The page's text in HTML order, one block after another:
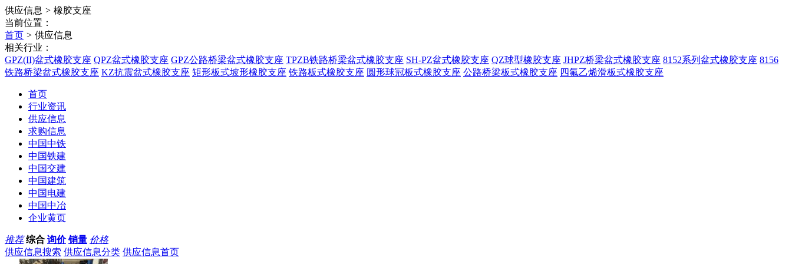
供应信息 > 橡胶支座
当前位置：
首页 > 供应信息
相关行业：
GPZ(II)盆式橡胶支座 QPZ盆式橡胶支座 GPZ公路桥梁盆式橡胶支座 TPZB铁路桥梁盆式橡胶支座 SH-PZ盆式橡胶支座 QZ球型橡胶支座 JHPZ桥梁盆式橡胶支座 8152系列盆式橡胶支座 8156
铁路桥梁盆式橡胶支座 KZ抗震盆式橡胶支座 矩形板式坡形橡胶支座 铁路板式橡胶支座 圆形球冠板式橡胶支座 公路桥梁板式橡胶支座 四氟乙烯滑板式橡胶支座
首页
行业资讯
供应信息
求购信息
中国中铁
中国铁建
中国交建
中国建筑
中国电建
中国中冶
企业黄页
推荐 综合 询价 销量 价格
供应信息搜索 供应信息分类 供应信息首页